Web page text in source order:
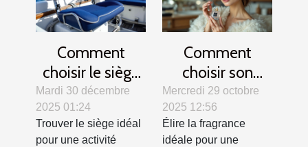
Comment
choisir le siège
idéal pour votre
activité
nautique ?
Mardi 30 décembre
2025 01:24
Trouver le siège idéal
pour une activité
Comment
choisir son
parfum pour les
grandes
occasions ?
Mercredi 29 octobre
2025 12:56
Élire la fragrance
idéale pour une